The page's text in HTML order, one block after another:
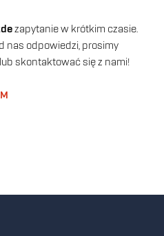
zapytanie w krótkim czasie.
nas odpowiedzi, prosimy
skontaktować się z nami!